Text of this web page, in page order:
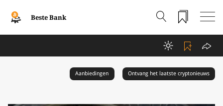
Beste Bank
Aanbiedingen Ontvang het laatste cryptonieuws